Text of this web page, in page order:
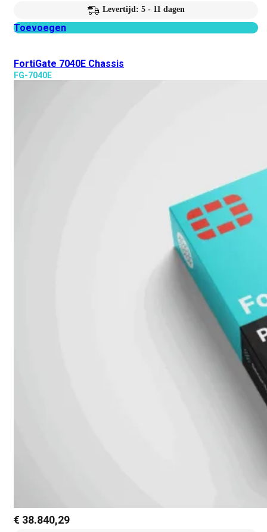
Levertijd: 5 - 11 dagen
Toevoegen
FortiGate 7040E Chassis
FG-7040E
€ 38.840,29